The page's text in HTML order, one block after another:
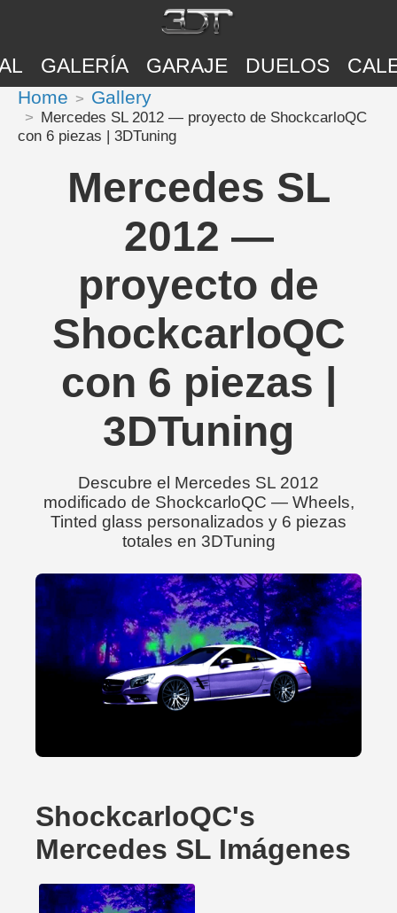
GALERÍA GARAJE DUELOS
Home Gallery
Mercedes SL 2012 — proyecto de ShockcarloQC
con 6 piezas | 3DTuning
Mercedes SL
2012 —
proyecto de
ShockcarloQC
con 6 piezas |
3DTuning
Descubre el Mercedes SL 2012
modificado de ShockcarloQC — Wheels,
Tinted glass personalizados y 6 piezas
totales en 3DTuning
ShockcarloQC's
Mercedes SL Imágenes